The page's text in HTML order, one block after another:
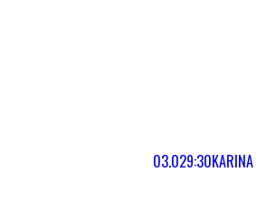
03.029:30KARINA